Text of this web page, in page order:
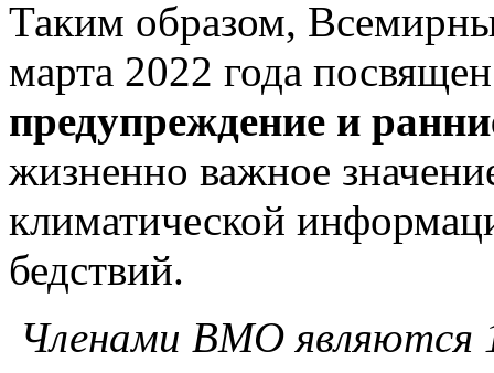
Таким образом,
марта 2022 года
предупреждение и
жизненно важное
климатической
бедствий.
Членами ВМО являются